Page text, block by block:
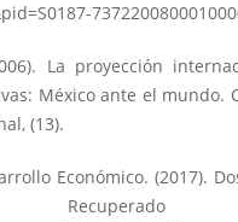
La proyección
México ante el mundo.
(13).
Económico. (2017).